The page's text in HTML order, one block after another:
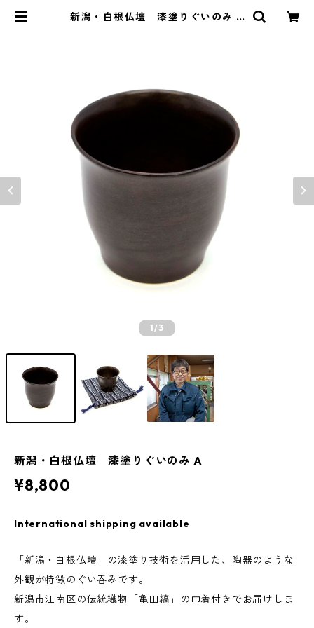
新潟・白根仏壇 漆塗りぐいのみ A
1/3
新潟・白根仏壇 漆塗りぐいのみ A
¥8,800
International shipping available
「新潟・白根仏壇」の漆塗り技術を活用した、陶器のような
外観が特徴のぐい呑みです。
新潟市江南区の伝統織物「亀田縞」の巾着付きでお届けしま
す。